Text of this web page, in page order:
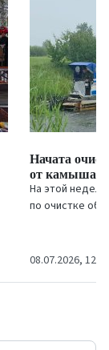
Начата
от камыша
На этой
по очистке
08.07.2026, 12:34